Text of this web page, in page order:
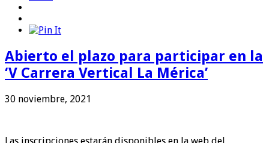
Abierto el plazo para participar en la
‘V Carrera Vertical La Mérica’
30 noviembre, 2021